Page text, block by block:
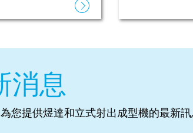
消息
您提供煜達和立式射出成型機的最新